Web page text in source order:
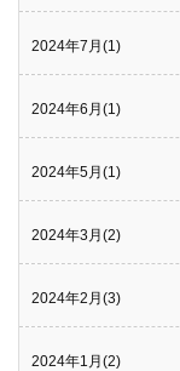
2024年7月(1)
2024年6月(1)
2024年5月(1)
2024年3月(2)
2024年2月(3)
2024年1月(2)